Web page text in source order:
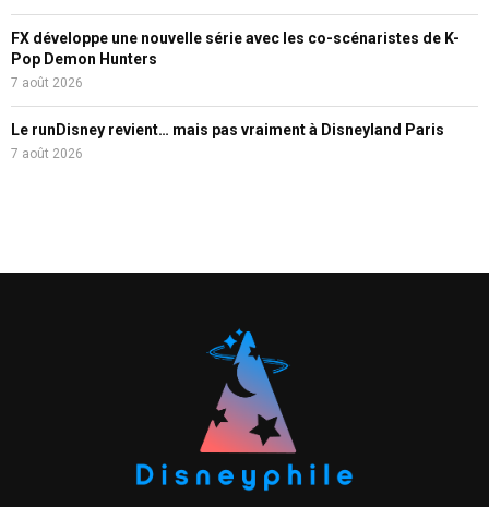
FX développe une nouvelle série avec les co-scénaristes de K-
Pop Demon Hunters
7 août 2026
Le runDisney revient… mais pas vraiment à Disneyland Paris
7 août 2026